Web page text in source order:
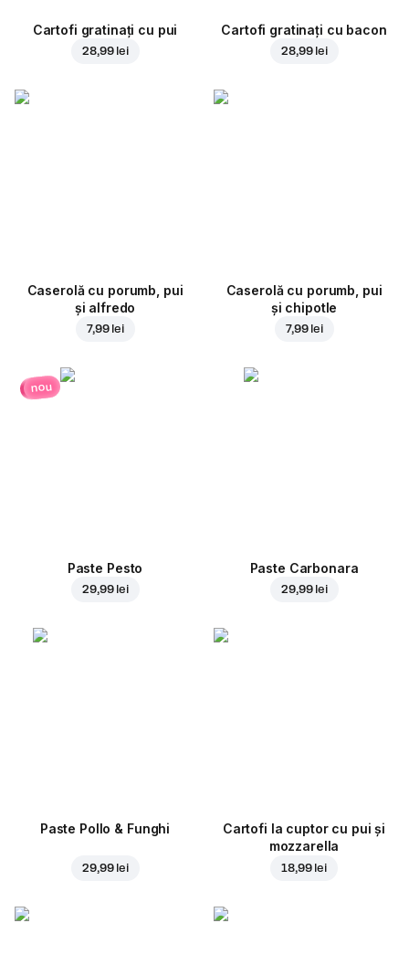
Cartofi gratinați cu pui
28,99 lei
Cartofi gratinați cu bacon
28,99 lei
Caserolă cu porumb, pui
și alfredo
7,99 lei
Caserolă cu porumb, pui
și chipotle
7,99 lei
nou
Paste Pesto
29,99 lei
Paste Carbonara
29,99 lei
Paste Pollo & Funghi
29,99 lei
Cartofi la cuptor cu pui și
mozzarella
18,99 lei